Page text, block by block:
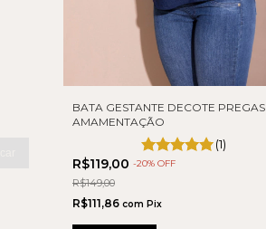
BATA GESTANTE DECOTE PREGAS
AMAMENTAÇÃO
(1)
R$119,00 -20% OFF
R$149,00
R$111,86 com Pix